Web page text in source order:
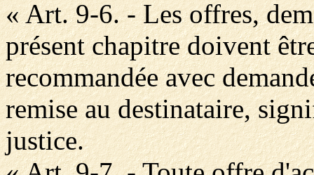
« Art. 9-6. - Les offres,
présent chapitre doivent
recommandée avec
remise au destinataire,
justice.